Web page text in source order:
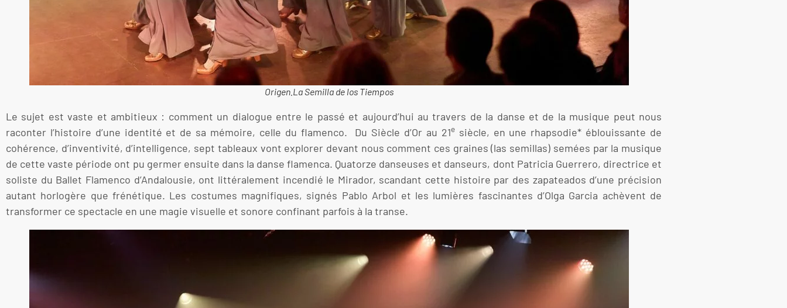
Origen.La Semilla de los Tiempos
Le sujet est vaste et ambitieux : comment un dialogue entre le passé et aujourd’hui au travers de la danse et de la musique peut nous
raconter l’histoire d’une identité et de sa mémoire, celle du flamenco. Du Siècle d’Or au 21esiècle, en une rhapsodie* éblouissante de
cohérence, d’inventivité, d’intelligence, sept tableaux vont explorer devant nous comment ces graines (las semillas) semées par la musique
de cette vaste période ont pu germer ensuite dans la danse flamenca. Quatorze danseuses et danseurs, dont Patricia Guerrero, directrice et
soliste du Ballet Flamenco d’Andalousie, ont littéralement incendié le Mirador, scandant cette histoire par des zapateados d’une précision
autant horlogère que frénétique. Les costumes magnifiques, signés Pablo Arbol et les lumières fascinantes d’Olga Garcia achèvent de
transformer ce spectacle en une magie visuelle et sonore confinant parfois à la transe.